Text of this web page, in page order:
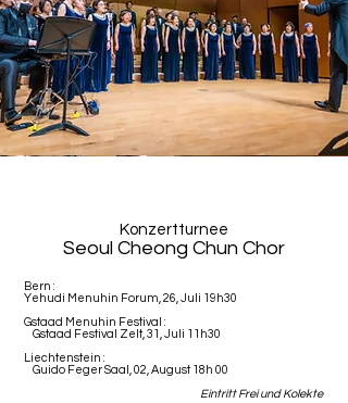
Konzertturnee
Seoul Cheong Chun Chor
Bern :
Yehudi Menuhin Forum, 26, Juli 19h30
Gstaad Menuhin Festival :
Gstaad Festival Zelt, 31, Juli 11h30
Liechtenstein :
Guido Feger Saal, 02, August 18h 00
Eintritt Frei und Kolekte